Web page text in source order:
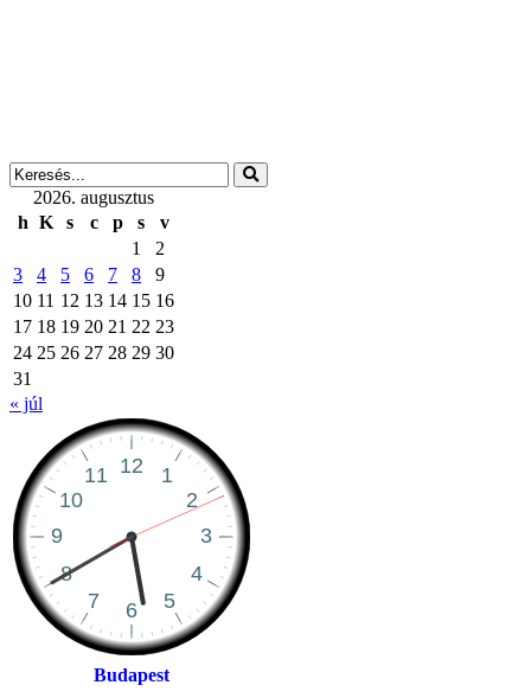
2026. augusztus
h K s c p s
v
1
2
3
4 5 6 7 8
9
10 11 12 13 14 15 16
17 18 19 20 21 22 23
24 25 26 27 28 29 30
31
« júl
Budapest